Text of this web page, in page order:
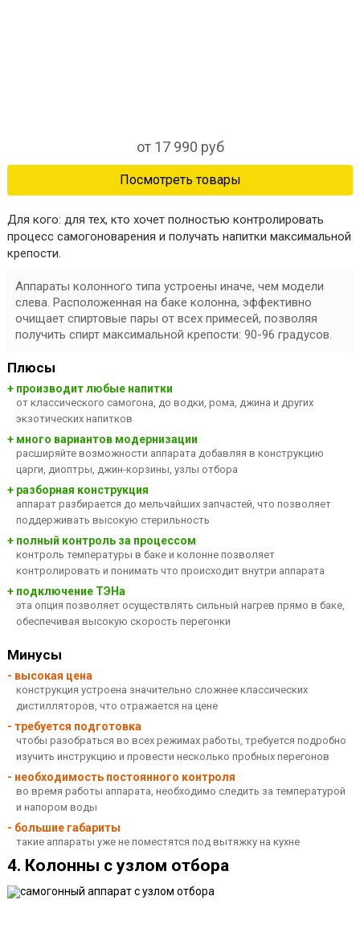
от 17 990 руб
Посмотреть товары
Для кого: для тех, кто хочет полностью контролировать
процесс самогоноварения и получать напитки максимальной
крепости.
Аппараты колонного типа устроены иначе, чем модели
слева. Расположенная на баке колонна, эффективно
очищает спиртовые пары от всех примесей, позволяя
получить спирт максимальной крепости: 90-96 градусов.
Плюсы
+ производит любые напитки
от классического самогона, до водки, рома, джина и других
экзотических напитков
+ много вариантов модернизации
расширяйте возможности аппарата добавляя в конструкцию
царги, диоптры, джин-корзины, узлы отбора
+ разборная конструкция
аппарат разбирается до мельчайших запчастей, что позволяет
поддерживать высокую стерильность
+ полный контроль за процессом
контроль температуры в баке и колонне позволяет
контролировать и понимать что происходит внутри аппарата
+ подключение ТЭНа
эта опция позволяет осуществлять сильный нагрев прямо в баке,
обеспечивая высокую скорость перегонки
Минусы
- высокая цена
конструкция устроена значительно сложнее классических
дистилляторов, что отражается на цене
- требуется подготовка
чтобы разобраться во всех режимах работы, требуется подробно
изучить инструкцию и провести несколько пробных перегонов
- необходимость постоянного контроля
во время работы аппарата, необходимо следить за температурой
и напором воды
- большие габариты
такие аппараты уже не поместятся под вытяжку на кухне
4. Колонны с узлом отбора